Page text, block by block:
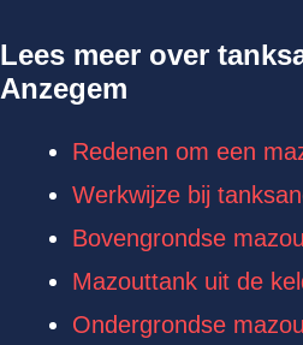
Lees meer over
Anzegem
Redenen om een
Werkwijze bij
Bovengrondse
Mazouttank uit de
Ondergrondse